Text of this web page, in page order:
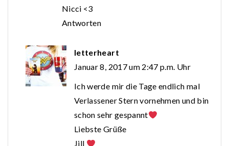
Nicci <3
Antworten
letterheart
Januar 8, 2017 um 2:47 p.m. Uhr
Ich werde mir die Tage endlich mal
Verlassener Stern vornehmen und bin
schon sehr gespannt
Liebste Grüße
Jill